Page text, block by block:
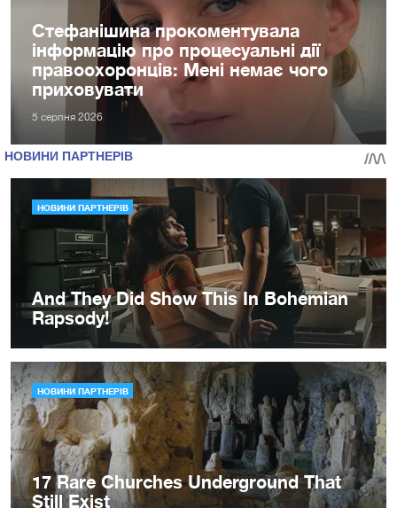
Стефанішина прокоментувала
інформацію про процесуальні дії
правоохоронців: Мені немає чого
приховувати
5 серпня 2026